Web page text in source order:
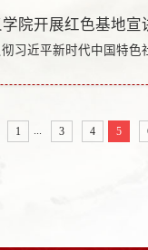
院开展红色基地宣
1 ... 3 4 5